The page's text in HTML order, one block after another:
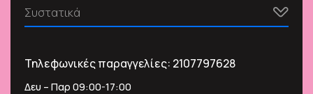
Συστατικά
Τηλεφωνικές παραγγελίες: 2107797628
Δευ – Παρ 09:00-17:00